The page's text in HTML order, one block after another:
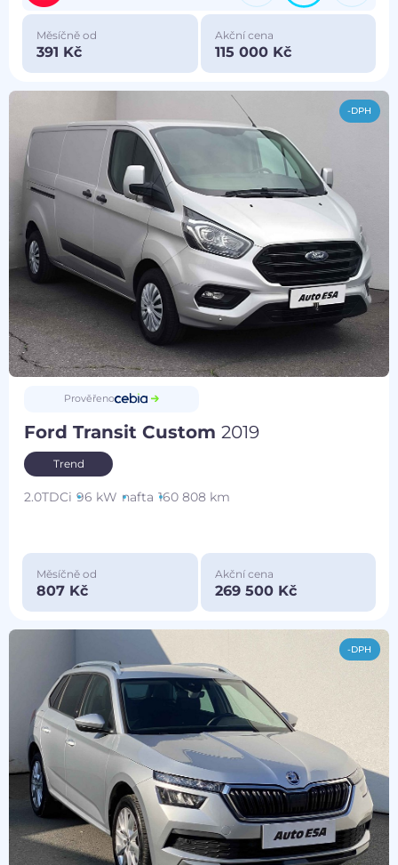
Měsíčně od
391 Kč
Akční cena
115 000 Kč
-DPH
Prověřeno
Ford Transit Custom2019
Trend
2.0TDCi 96 kW nafta 160 808 km
Měsíčně od
807 Kč
Akční cena
269 500 Kč
-DPH